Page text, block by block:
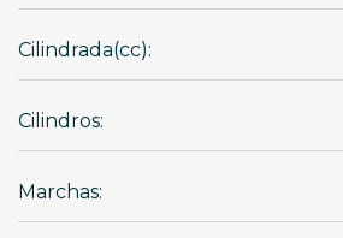
Cilindrada(cc):
Cilindros:
Marchas: